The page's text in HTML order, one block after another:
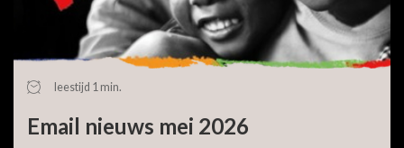
leestijd 1 min.
Email nieuws mei 2026